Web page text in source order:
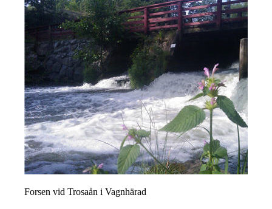
Forsen vid Trosaån i Vagnhärad